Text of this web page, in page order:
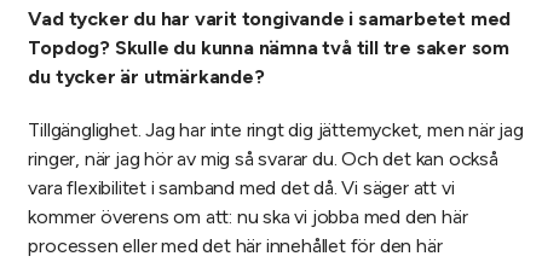
Vad tycker du har varit tongivande i samarbetet med
Topdog? Skulle du kunna nämna två till tre saker som
du tycker är utmärkande?
Tillgänglighet. Jag har inte ringt dig jättemycket, men när jag
ringer, när jag hör av mig så svarar du. Och det kan också
vara flexibilitet i samband med det då. Vi säger att vi
kommer överens om att: nu ska vi jobba med den här
processen eller med det här innehållet för den här